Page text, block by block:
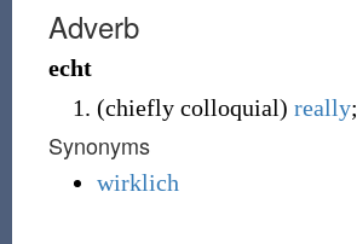
Adverb
echt
(chiefly colloquial) really;
Synonyms
wirklich